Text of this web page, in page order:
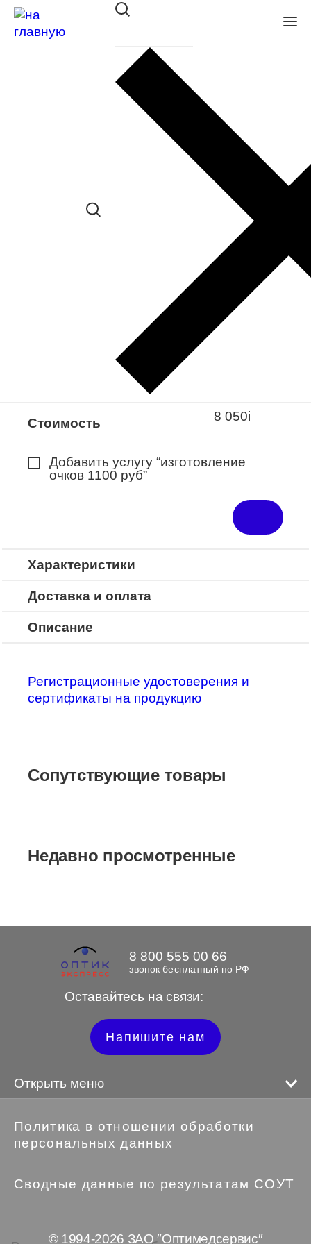
Оправа Megapolis 676 gold
в наличии (Осталась 1 шт.) *наличие
товара в конкретном салоне
необходимо уточнять отдельно
Закажите понравившуюся модель
в ближайший салон “Оптик-Экспресс”.
*Доступно для Республики
Стоимость 8 050i
Добавить услугу “изготовление
очков 1100 руб”
Сравнить товар
Характеристики
Доставка и оплата
Описание
Регистрационные удостоверения и
сертификаты на продукцию
Сопутствующие товары
Недавно просмотренные
Оставайтесь на связи:
8 800 555 00 66
звонок бесплатный по РФ
Напишите нам
Открыть меню
Политика в отношении обработки
персональных данных
Сводные данные по результатам СОУТ
© 1994-2026 ЗАО ″Оптимедсервис″